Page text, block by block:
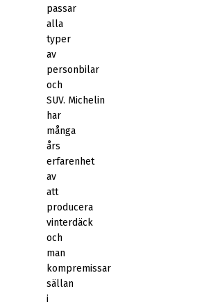
passar
alla
typer
av
personbilar
och
SUV. Michelin
har
många
års
erfarenhet
av
att
producera
vinterdäck
och
man
kompremissar
sällan
i